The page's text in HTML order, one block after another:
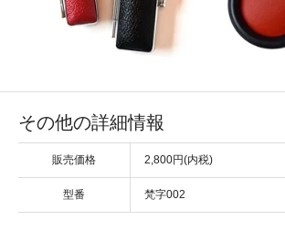
その他の詳細情報
販売価格 2,800円(内税)
型番 梵字002